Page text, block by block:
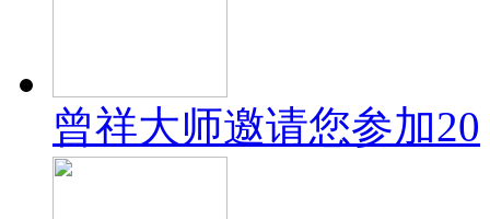
曾祥大师邀请您参加20